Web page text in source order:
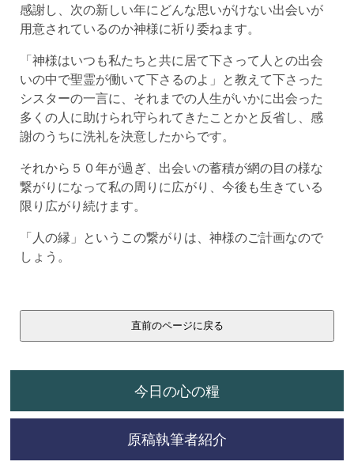
感謝し、次の新しい年にどんな思いがけない出会いが
用意されているのか神様に祈り委ねます。
「神様はいつも私たちと共に居て下さって人との出会
いの中で聖霊が働いて下さるのよ」と教えて下さった
シスターの一言に、それまでの人生がいかに出会った
多くの人に助けられ守られてきたことかと反省し、感
謝のうちに洗礼を決意したからです。
それから５０年が過ぎ、出会いの蓄積が網の目の様な
繋がりになって私の周りに広がり、今後も生きている
限り広がり続けます。
「人の縁」というこの繋がりは、神様のご計画なので
しょう。
今日の心の糧
原稿執筆者紹介